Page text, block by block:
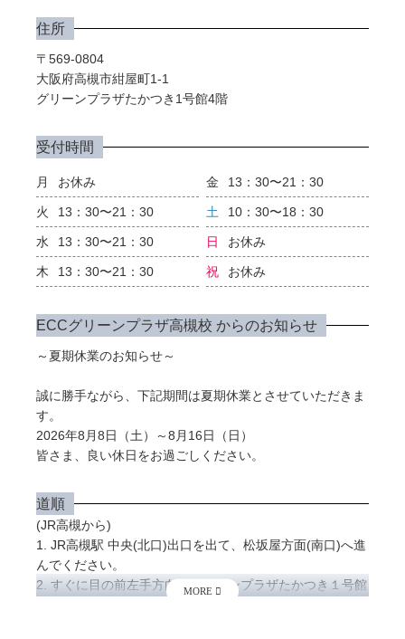
住所
〒569-0804
大阪府高槻市紺屋町1-1
グリーンプラザたかつき1号館4階
受付時間
月 お休み
火 13：30〜21：30
水 13：30〜21：30
木 13：30〜21：30
金 13：30〜21：30
土 10：30〜18：30
日 お休み
祝 お休み
ECCグリーンプラザ高槻校 からのお知らせ
～夏期休業のお知らせ～
誠に勝手ながら、下記期間は夏期休業とさせていただきま
す。
2026年8月8日（土）～8月16日（日）
皆さま、良い休日をお過ごしください。
道順
(JR高槻から)
1. JR高槻駅 中央(北口)出口を出て、松坂屋方面(南口)へ進
んでください。
2. すぐに目の前左手方向にグリーンプラザたかつき１号館